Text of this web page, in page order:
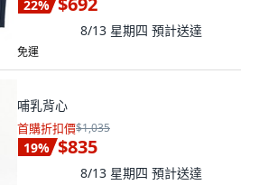
22%
8/13 星期四 預計送達
免運
哺乳背心
首購折扣價$1,035
19% $835
8/13 星期四 預計送達